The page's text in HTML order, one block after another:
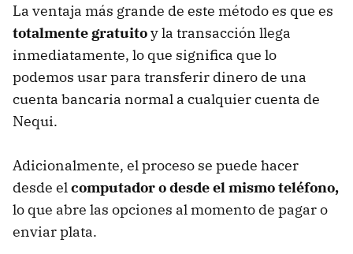
La ventaja más grande de este método es que es
totalmente gratuitoy la transacción llega
inmediatamente, lo que significa que lo
podemos usar para transferir dinero de una
cuenta bancaria normal a cualquier cuenta de
Nequi.
Adicionalmente, el proceso se puede hacer
desde elcomputador o desde el mismo teléfono,
lo que abre las opciones al momento de pagar o
enviar plata.